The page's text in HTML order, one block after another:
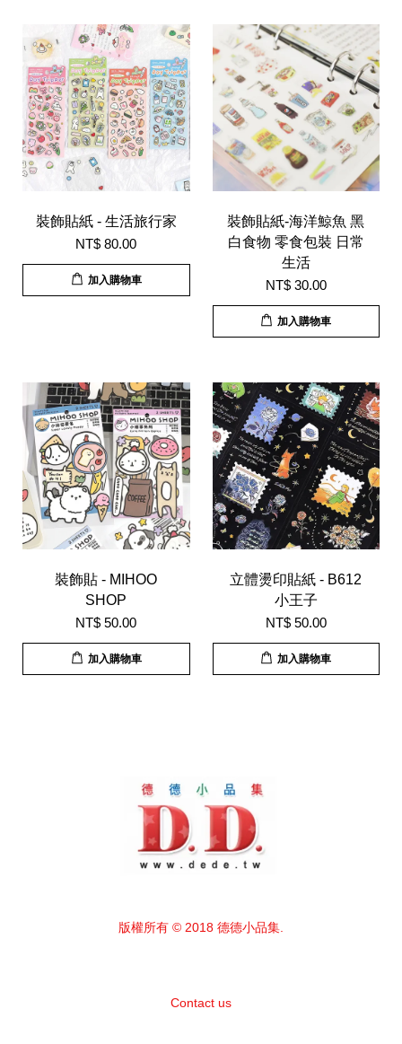
裝飾貼紙 - 生活旅行家
NT$ 80.00
加入購物車
裝飾貼紙-海洋鯨魚 黑
白食物 零食包裝 日常
生活
NT$ 30.00
加入購物車
裝飾貼 - MIHOO
SHOP
NT$ 50.00
加入購物車
立體燙印貼紙 - B612
小王子
NT$ 50.00
加入購物車
版權所有 © 2018 德德小品集.
Contact us